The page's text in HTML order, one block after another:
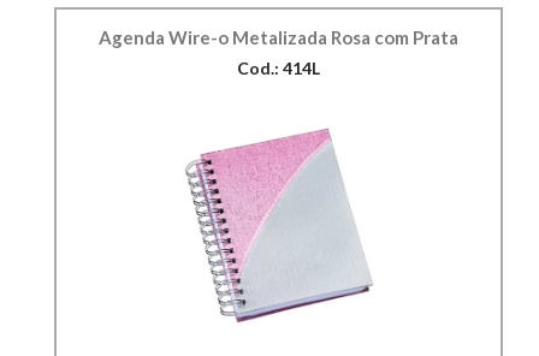
Agenda Wire-o Metalizada Rosa com Prata
Cod.: 414L